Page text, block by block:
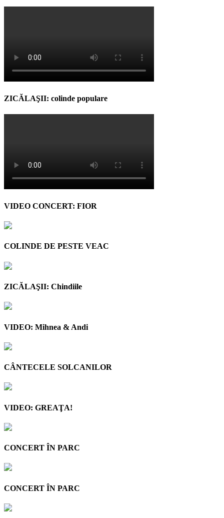
ZICĂLAŞII: colinde populare
VIDEO CONCERT: FIOR
COLINDE DE PESTE VEAC
ZICĂLAŞII: Chindiile
VIDEO: Mihnea & Andi
CÂNTECELE SOLCANILOR
VIDEO: GREAŢA!
CONCERT ÎN PARC
CONCERT ÎN PARC